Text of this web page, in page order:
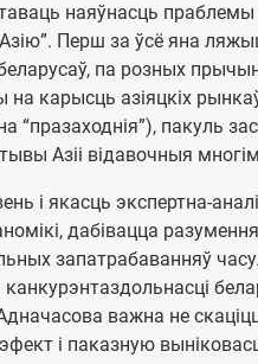
наяўнасць праблемы
Перш за ўсё яна
па розных
карысць азіяцкіх
пакуль
Азіі відавочныя
і якасць экспертна-
дабівацца
запатрабаванняў
важна не
і паказную